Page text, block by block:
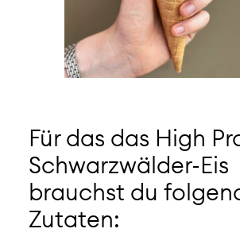
Für das das High
Schwarzwälder-Eis
brauchst du
Zutaten: